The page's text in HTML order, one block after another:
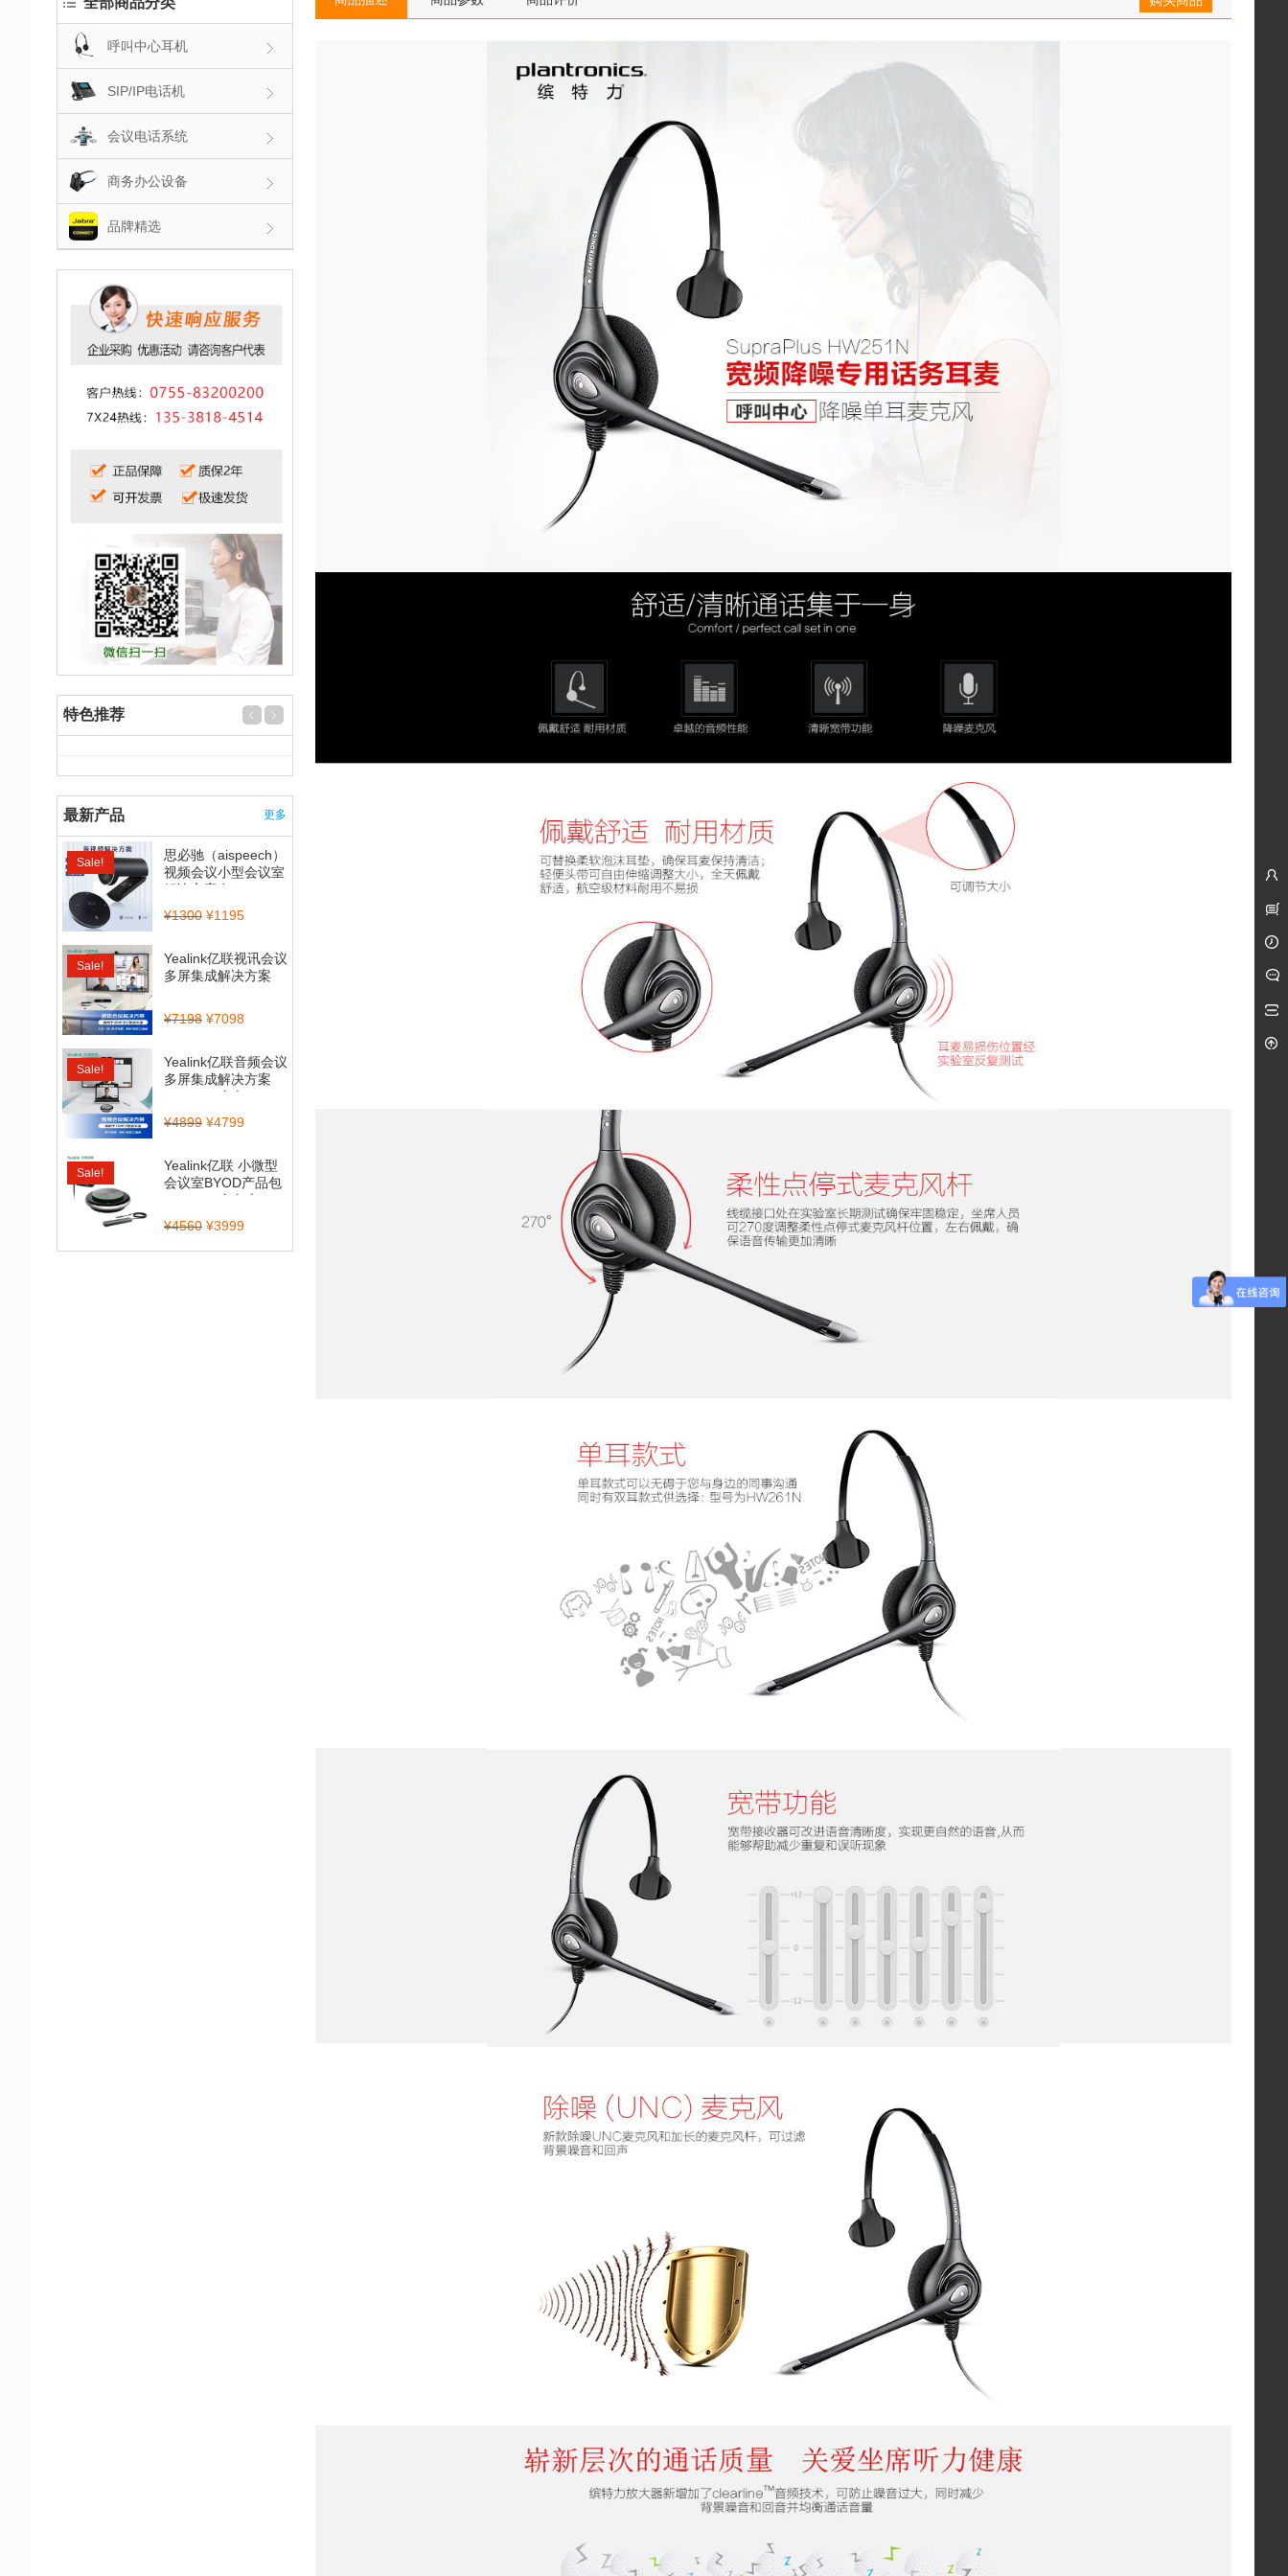
呼叫中心耳机
SIP/IP电话机
会议电话系统
商务办公设备
品牌精选
特色推荐
最新产品 更多
Sale!
思必驰（aispeech）
视频会议小型会议室
解决方案套...
¥1300 ¥1195
Sale!
Yealink亿联视讯会议
多屏集成解决方案
¥7198 ¥7098
Sale!
Yealink亿联音频会议
多屏集成解决方案
（CP700全向...
¥4899 ¥4799
Sale!
Yealink亿联 小微型
会议室BYOD产品包
（CP900全向麦...
¥4560 ¥3999